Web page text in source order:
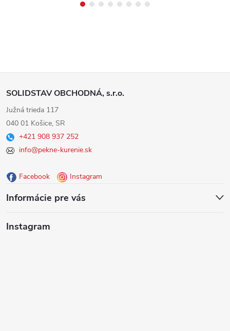
Z
á
p
ä
e
SOLIDSTAV OBCHODNÁ, s.r.o.
Južná trieda 117
040 01 Košice, SR
+421 908 937 252
info@pekne-kurenie.sk
Facebook Instagram
Informácie pre vás
Instagram